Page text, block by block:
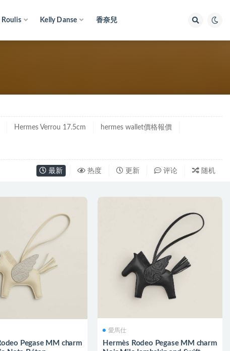
Roulis Kelly Danse 香奈兒
Hermes Verrou 17.5cm hermes wallet價格報價
最新 热度 更新 评论 随机
Pegase MM charm
愛馬仕
Hermès Rodeo Pegase MM charm